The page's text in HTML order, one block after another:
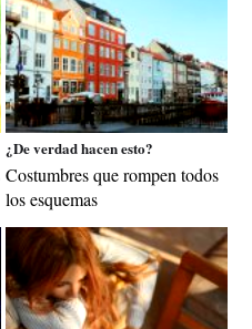
¿De verdad hacen esto?
Costumbres que rompen todos
los esquemas